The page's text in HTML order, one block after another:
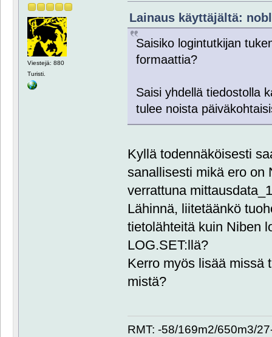
Viestejä: 880
Turisti.
Lainaus käyttäjältä:
Saisiko logintutkijan
formaattia?
Saisi yhdellä tiedostolla
tulee noista
Kyllä todennäköisesti
sanallisesti mikä ero on
verrattuna
Lähinnä, liitetäänkö
tietolähteitä kuin Niben
LOG.SET:llä?
Kerro myös lisää missä
mistä?
RMT: -58/169m2/650m3/